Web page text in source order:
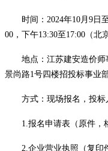
时间： 2024年10 月 9日
00，下午13:30至17:00（北
地点： 江苏建安造价
景尚路1号四楼招投标事业部
方式 ： 现场报名， 投标
1. 报名申请表（原件，
2. 企业营业执照（复印